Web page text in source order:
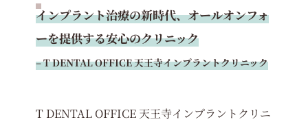
インプラント治療の新時代、オールオンフォ
ーを提供する安心のクリニック
– T DENTAL OFFICE 天王寺インプラントクリニック
T DENTAL OFFICE 天王寺インプラントクリニ